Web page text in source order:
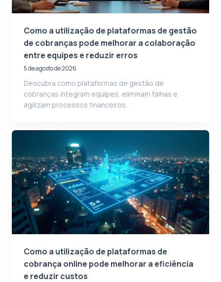
Como a utilização de plataformas de gestão
de cobranças pode melhorar a colaboração
entre equipes e reduzir erros
5 de agosto de 2026
Descubra como plataformas de gestão de
cobranças integram equipes, eliminam falhas e
agilizam processos financeiros.
Como a utilização de plataformas de
cobrança online pode melhorar a eficiência
e reduzir custos